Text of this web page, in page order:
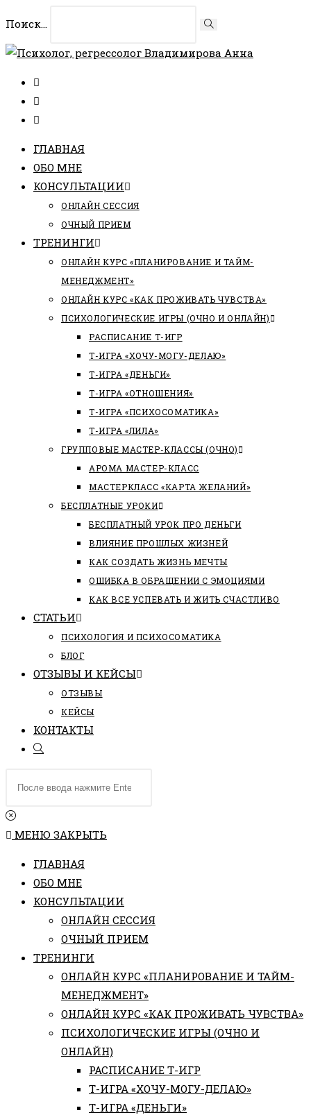
содержимому
Поиск... Искать
ГЛАВНАЯ
ОБО МНЕ
КОНСУЛЬТАЦИИ
ОНЛАЙН СЕССИЯ
ОЧНЫЙ ПРИЕМ
ТРЕНИНГИ
ОНЛАЙН КУРС «ПЛАНИРОВАНИЕ И ТАЙМ-
МЕНЕДЖМЕНТ»
ОНЛАЙН КУРС «КАК ПРОЖИВАТЬ ЧУВСТВА»
ПСИХОЛОГИЧЕСКИЕ ИГРЫ (ОЧНО И ОНЛАЙН)
РАСПИСАНИЕ Т-ИГР
Т-ИГРА «ХОЧУ-МОГУ-ДЕЛАЮ»
Т-ИГРА «ДЕНЬГИ»
Т-ИГРА «ОТНОШЕНИЯ»
Т-ИГРА «ПСИХОСОМАТИКА»
Т-ИГРА «ЛИЛА»
ГРУППОВЫЕ МАСТЕР-КЛАССЫ (ОЧНО)
АРОМА МАСТЕР-КЛАСС
МАСТЕРКЛАСС «КАРТА ЖЕЛАНИЙ»
БЕСПЛАТНЫЕ УРОКИ
БЕСПЛАТНЫЙ УРОК ПРО ДЕНЬГИ
ВЛИЯНИЕ ПРОШЛЫХ ЖИЗНЕЙ
КАК СОЗДАТЬ ЖИЗНЬ МЕЧТЫ
ОШИБКА В ОБРАЩЕНИИ С ЭМОЦИЯМИ
КАК ВСЕ УСПЕВАТЬ И ЖИТЬ СЧАСТЛИВО
СТАТЬИ
ПCИХОЛОГИЯ И ПСИХОСОМАТИКА
БЛОГ
ОТЗЫВЫ И КЕЙСЫ
ОТЗЫВЫ
КЕЙСЫ
КОНТАКТЫ
ПЕРЕКЛЮЧИТЬ
ПО
сайте
МЕНЮ ЗАКРЫТЬ
ГЛАВНАЯ
ОБО МНЕ
КОНСУЛЬТАЦИИ
ОНЛАЙН СЕССИЯ
ОЧНЫЙ ПРИЕМ
ТРЕНИНГИ
ОНЛАЙН КУРС «ПЛАНИРОВАНИЕ И ТАЙМ-
МЕНЕДЖМЕНТ»
ОНЛАЙН КУРС «КАК ПРОЖИВАТЬ ЧУВСТВА»
ПСИХОЛОГИЧЕСКИЕ ИГРЫ (ОЧНО И
ОНЛАЙН)
РАСПИСАНИЕ Т-ИГР
Т-ИГРА «ХОЧУ-МОГУ-ДЕЛАЮ»
Т-ИГРА «ДЕНЬГИ»